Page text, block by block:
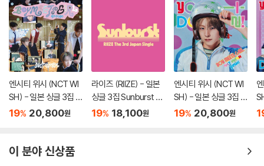
엔시티 위시 (NCT WI
SH) - 일본 싱글 3집 Y
O-I-DON! / BOY ME
19% 20,800원
라이즈 (RIIZE) - 일본
싱글 3집 Sunburst [I
NITIAL PRESS]
19% 18,100원
엔시티 위시 (NCT WI
SH) - 일본 싱글 3집 Y
O-I-DON! / BOY ME
19% 20,800원
이 분야 신상품